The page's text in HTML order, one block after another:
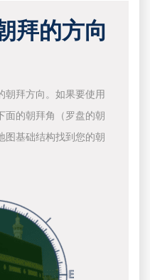
拜的方向
朝拜方向。如果要使用
面的朝拜角（罗盘的朝
图基础结构找到您的朝